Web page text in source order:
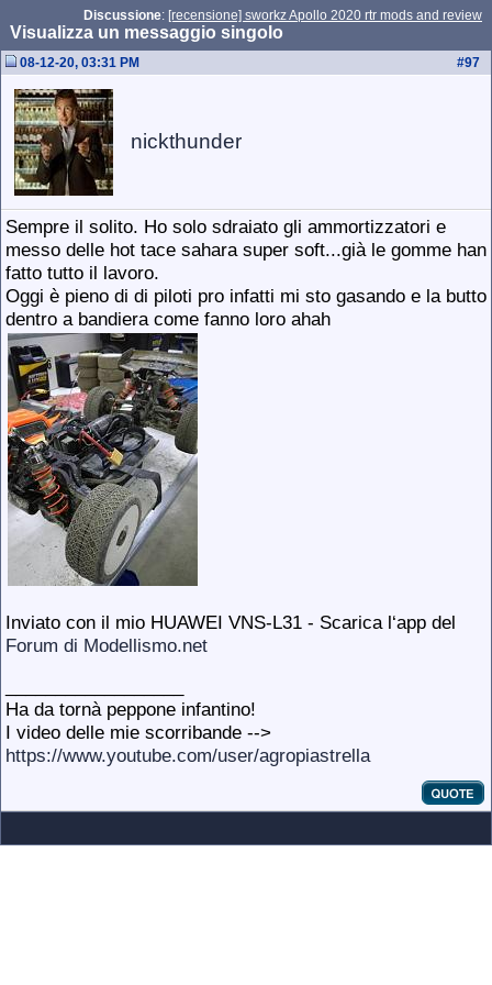
Discussione: [recensione] sworkz Apollo 2020 rtr mods and review
Visualizza un messaggio singolo
#97
08-12-20, 03:31 PM
nickthunder
Sempre il solito. Ho solo sdraiato gli ammortizzatori e
messo delle hot tace sahara super soft...già le gomme han
fatto tutto il lavoro.
Oggi è pieno di di piloti pro infatti mi sto gasando e la butto
dentro a bandiera come fanno loro ahah
Inviato con il mio HUAWEI VNS-L31 - Scarica l‘app del
Forum di Modellismo.net
Ha da tornà peppone infantino!
I video delle mie scorribande -->
https://www.youtube.com/user/agropiastrella